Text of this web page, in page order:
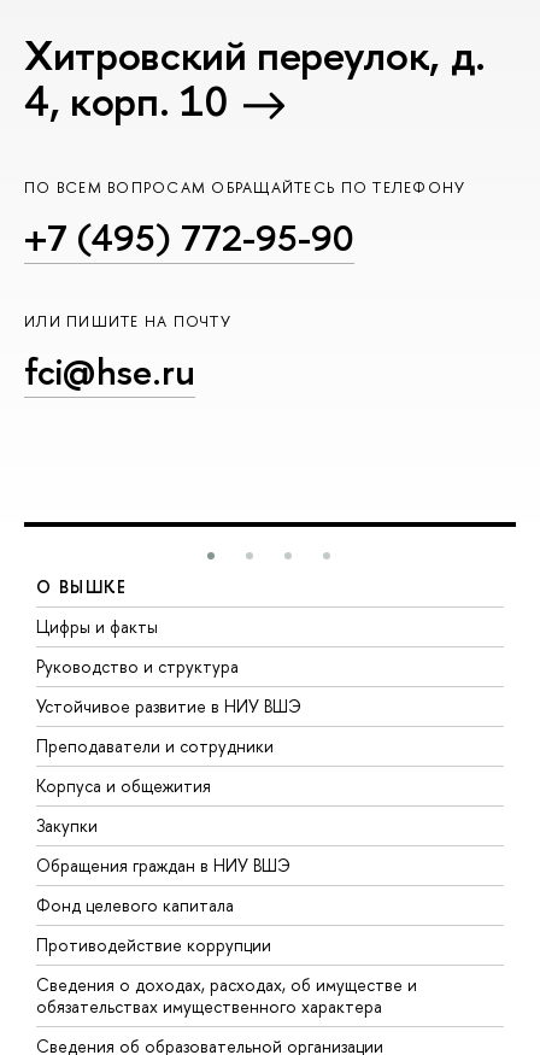
Хитровский переулок, д.
4, корп. 10
ПО ВСЕМ ВОПРОСАМ ОБРАЩАЙТЕСЬ ПО ТЕЛЕФОНУ
+7 (495) 772-95-90
ИЛИ ПИШИТЕ НА ПОЧТУ
fci@hse.ru
О ВЫШКЕ
Цифры и факты
Руководство и структура
Устойчивое развитие в НИУ ВШЭ
Преподаватели и сотрудники
Корпуса и общежития
Закупки
Обращения граждан в НИУ ВШЭ
Фонд целевого капитала
Противодействие коррупции
Сведения о доходах, расходах, об имуществе и
обязательствах имущественного характера
Сведения об образовательной организации